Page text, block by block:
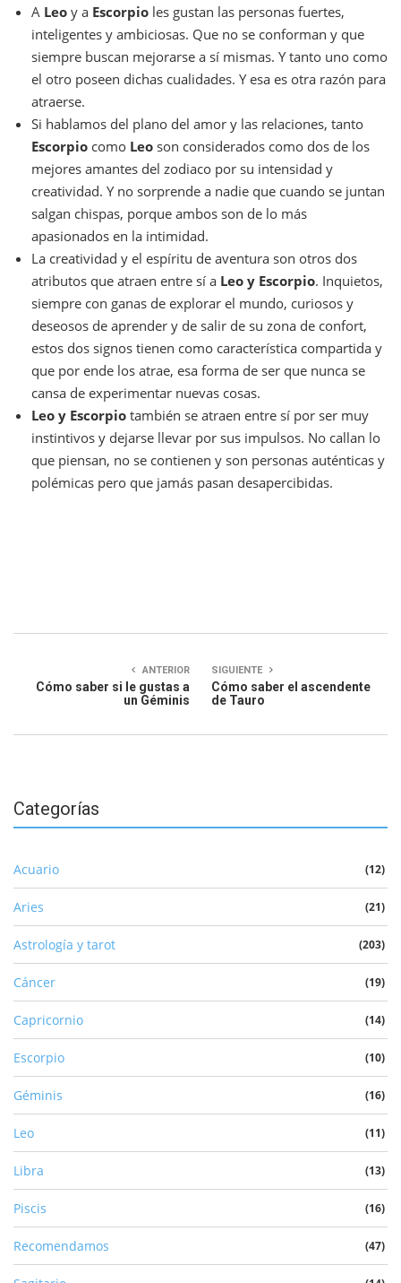
A Leo y a Escorpio les gustan las personas fuertes,
inteligentes y ambiciosas. Que no se conforman y que
siempre buscan mejorarse a sí mismas. Y tanto uno como
el otro poseen dichas cualidades. Y esa es otra razón para
atraerse.
Si hablamos del plano del amor y las relaciones, tanto
Escorpio como Leo son considerados como dos de los
mejores amantes del zodiaco por su intensidad y
creatividad. Y no sorprende a nadie que cuando se juntan
salgan chispas, porque ambos son de lo más
apasionados en la intimidad.
La creatividad y el espíritu de aventura son otros dos
atributos que atraen entre sí a Leo y Escorpio. Inquietos,
siempre con ganas de explorar el mundo, curiosos y
deseosos de aprender y de salir de su zona de confort,
estos dos signos tienen como característica compartida y
que por ende los atrae, esa forma de ser que nunca se
cansa de experimentar nuevas cosas.
Leo y Escorpio también se atraen entre sí por ser muy
instintivos y dejarse llevar por sus impulsos. No callan lo
que piensan, no se contienen y son personas auténticas y
polémicas pero que jamás pasan desapercibidas.
ANTERIOR
Cómo saber si le gustas a
un Géminis
SIGUIENTE
Cómo saber el ascendente
de Tauro
Categorías
Acuario (12)
Aries (21)
Astrología y tarot (203)
Cáncer (19)
Capricornio (14)
Escorpio (10)
Géminis (16)
Leo (11)
Libra (13)
Piscis (16)
Recomendamos (47)